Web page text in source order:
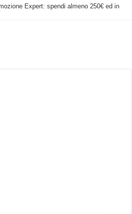
tagliaerba lo appoggi e fa tutto lui! (Senza
Expert: spendi almeno 250€ ed in